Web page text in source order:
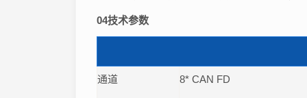
04技术参数
通道 8* CAN FD